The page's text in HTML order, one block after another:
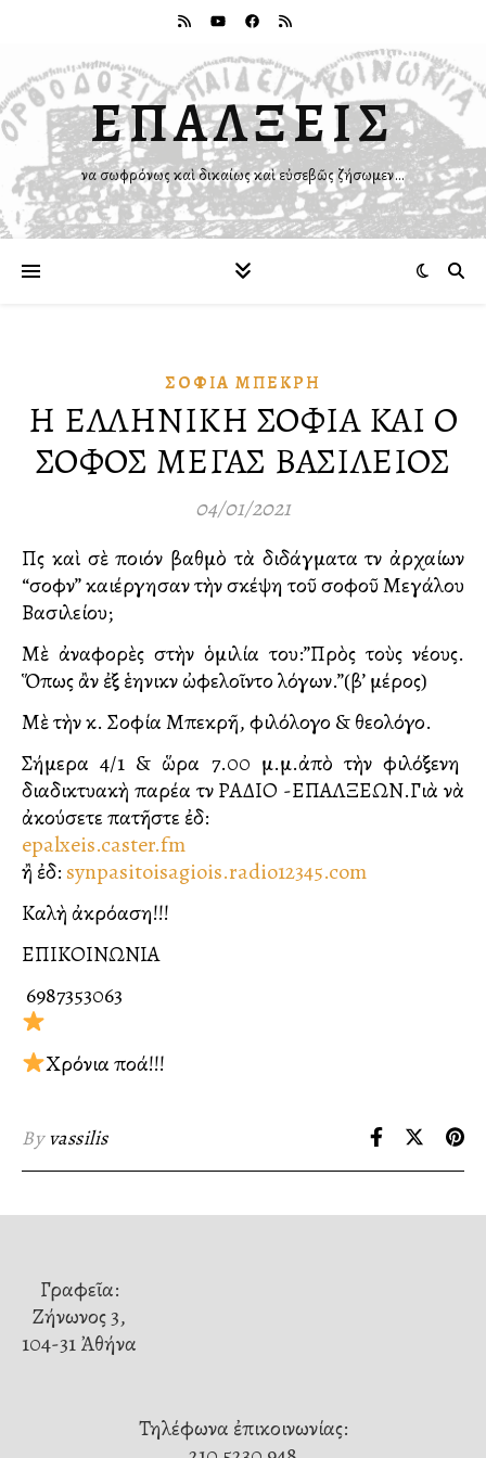
ΕΠΑΛΞΕΙΣ
Ἵνα σωφρόνως καὶ δικαίως καὶ εὐσεβῶς ζήσωμεν…
ΣΟΦΊΑ ΜΠΕΚΡΉ
Η ΕΛΛΗΝΙΚΗ ΣΟΦΙΑ ΚΑΙ Ο
ΣΟΦΟΣ ΜΕΓΑΣ ΒΑΣΙΛΕΙΟΣ
04/01/2021
Πῶς καὶ σὲ ποιόν βαθμὸ τὰ διδάγματα τῶν ἀρχαίων
“σοφῶν” καλλιέργησαν τὴν σκέψη τοῦ σοφοῦ Μεγάλου
Βασιλείου;
Μὲ ἀναφορὲς στὴν ὁμιλία του:”Πρὸς τοὺς νέους.
Ὅπως ἂν ἐξ ἑλληνικῶν ὠφελοῖντο λόγων.”(β’ μέρος)
Μὲ τὴν κ. Σοφία Μπεκρῆ, φιλόλογο & θεολόγο.
Σήμερα 4/1 & ὥρα 7.00 μ.μ.ἀπὸ τὴν φιλόξενη
διαδικτυακὴ παρέα τῶν ΡΑΔΙΟ -ΕΠΑΛΞΕΩΝ.Γιὰ νὰ
ἀκούσετε πατῆστε ἐδῶ:
epalxeis.caster.fm
ἢ ἐδῶ: synpasitoisagiois.radio12345.com
Καλὴ ἀκρόαση!!!
ΕΠΙΚΟΙΝΩΝΙΑ
️ 6987353063
Χρόνια πολλά!!!
Byvassilis
Γραφεῖα:
Ζήνωνος 3,
104-31 Ἀθήνα
Τηλέφωνα ἐπικοινωνίας: